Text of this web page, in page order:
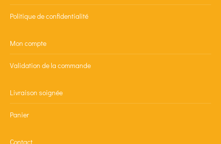
Politique de confidentialité
Mon compte
Validation de la commande
Livraison soignée
Panier
Contact